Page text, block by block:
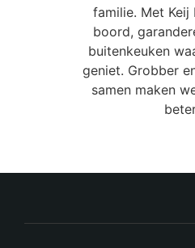
familie. Met Keij
boord,
buitenkeuken
geniet. Grobber
samen maken